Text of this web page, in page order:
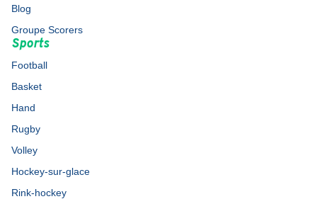
Blog
Groupe Scorers
Sports
Football
Basket
Hand
Rugby
Volley
Hockey-sur-glace
Rink-hockey